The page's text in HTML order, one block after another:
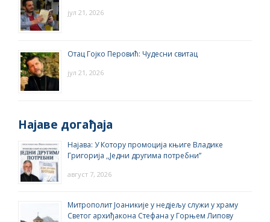
јул 21, 2026
Отац Гојко Перовић: Чудесни свитац
јул 21, 2026
Најаве догађаја
Најава: У Котору промоција књиге Владике
Григорија ,,Једни другима потребни”
август 7, 2026
Митрополит Јоаникије у недјељу служи у храму
Светог архиђакона Стефана у Горњем Липову